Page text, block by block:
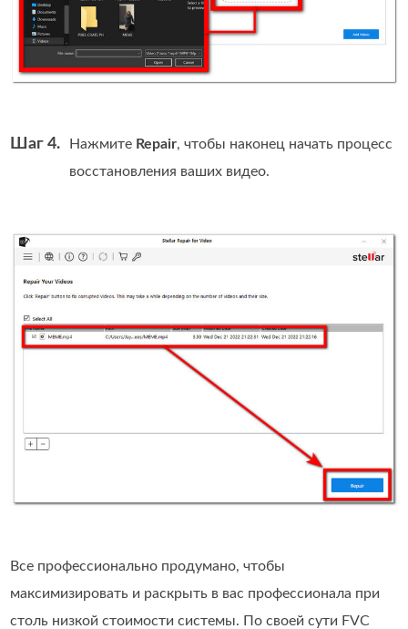
Шаг 4. Нажмите Repair, чтобы наконец начать процесс
восстановления ваших видео.
Все профессионально продумано, чтобы
максимизировать и раскрыть в вас профессионала при
столь низкой стоимости системы. По своей сути FVC